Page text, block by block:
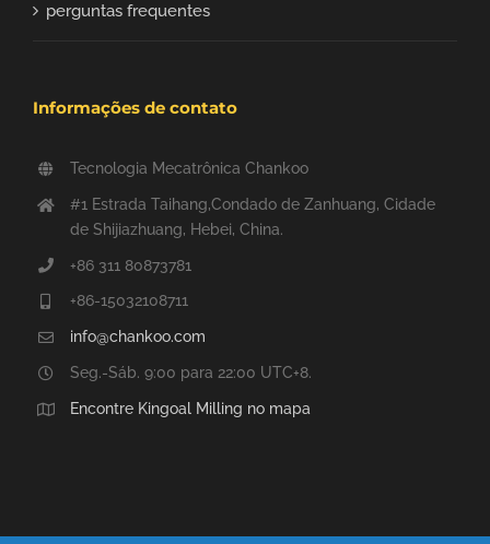
perguntas frequentes
Informações de contato
Tecnologia Mecatrônica Chankoo
#1 Estrada Taihang,Condado de Zanhuang, Cidade
de Shijiazhuang, Hebei, China.
+86 311 80873781
+86-15032108711
info@chankoo.com
Seg.-Sáb. 9:00 para 22:00 UTC+8.
Encontre Kingoal Milling no mapa